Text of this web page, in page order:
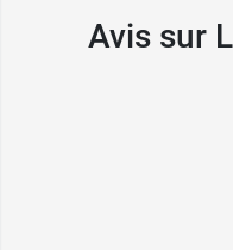
Avis sur